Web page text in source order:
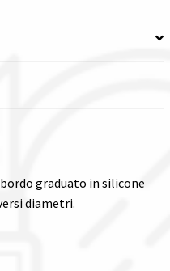
graduato in silicone
diametri.